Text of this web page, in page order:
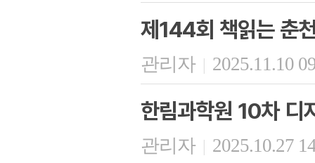
제144회 책읽는 춘
관리자 | 2025.11.10
한림과학원 10차 디
관리자 | 2025.10.27